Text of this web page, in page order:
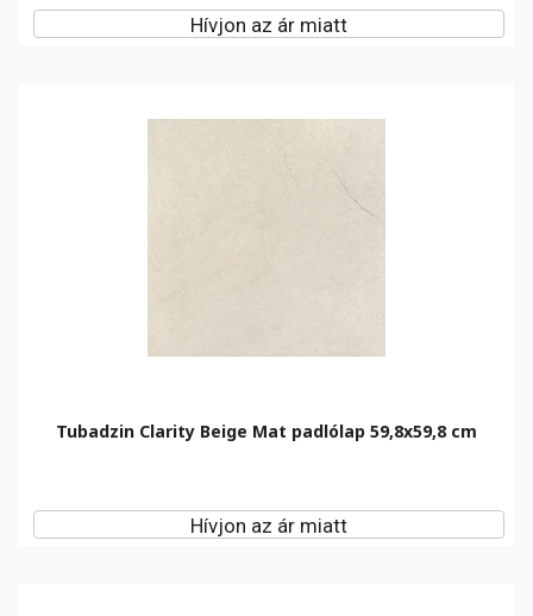
Hívjon az ár miatt
Tubadzin Clarity Beige Mat padlólap 59,8x59,8 cm
Hívjon az ár miatt